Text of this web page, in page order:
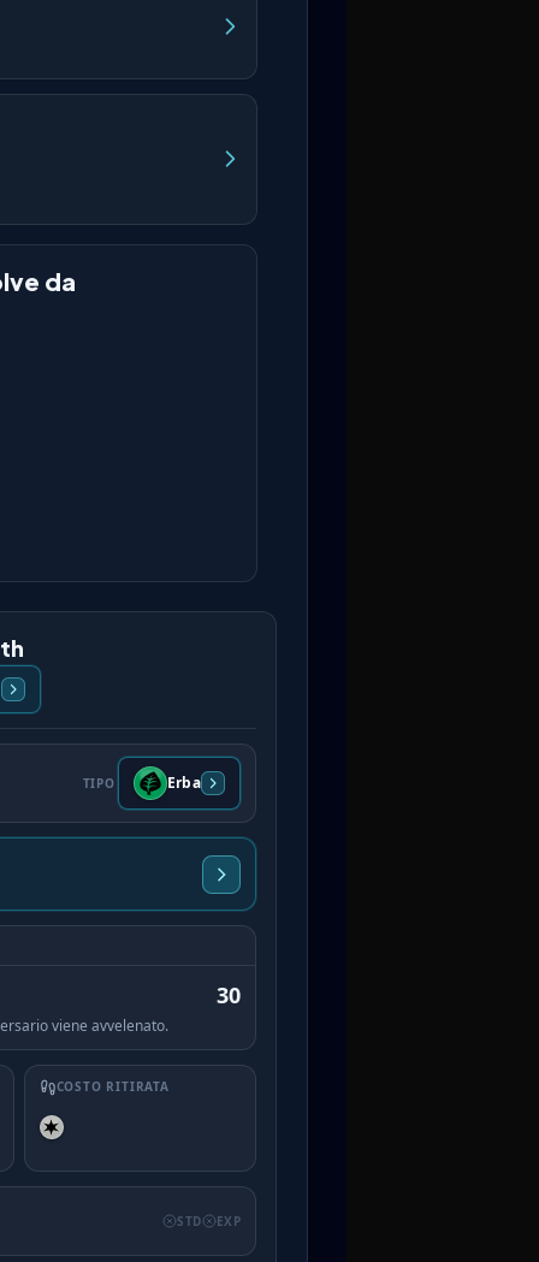
da
TIPO Erba
viene avvelenato.
30
COSTO RITIRATA
STD EXP